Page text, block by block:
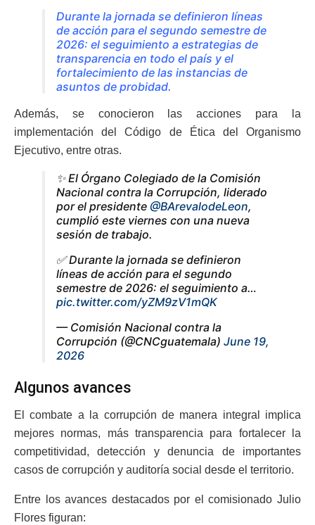
Durante la jornada se definieron líneas
de acción para el segundo semestre de
2026: el seguimiento a estrategias de
transparencia en todo el país y el
fortalecimiento de las instancias de
asuntos de probidad.
Además, se conocieron las acciones para la
implementación del Código de Ética del Organismo
Ejecutivo, entre otras.
✨ El Órgano Colegiado de la Comisión
Nacional contra la Corrupción, liderado
por el presidente @BArevalodeLeon,
cumplió este viernes con una nueva
sesión de trabajo.
✅ Durante la jornada se definieron
líneas de acción para el segundo
semestre de 2026: el seguimiento a…
pic.twitter.com/yZM9zV1mQK
— Comisión Nacional contra la
Corrupción (@CNCguatemala) June 19,
2026
Algunos avances
El combate a la corrupción de manera integral implica
mejores normas, más transparencia para fortalecer la
competitividad, detección y denuncia de importantes
casos de corrupción y auditoría social desde el territorio.
Entre los avances destacados por el comisionado Julio
Flores figuran: